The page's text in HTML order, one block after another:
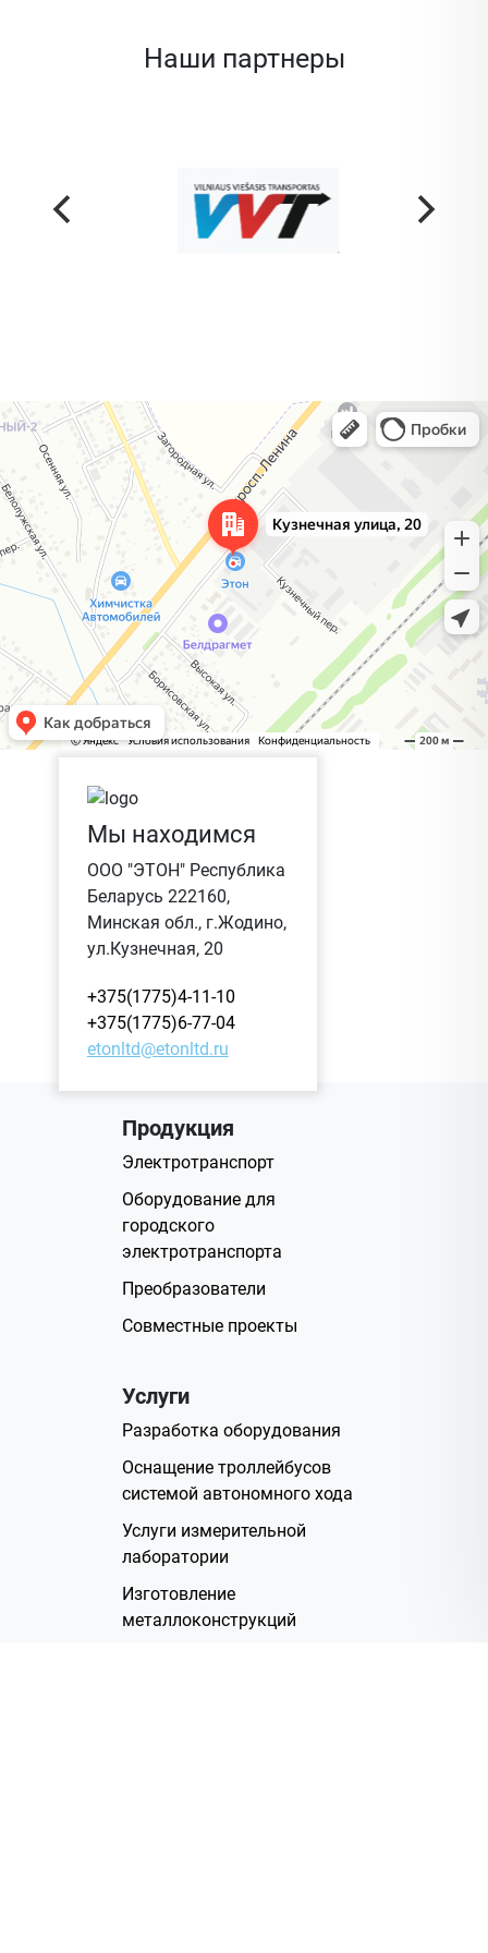
Наши партнеры
Жодино
Кузнечная улица, 20 — Яндекс Карты
Мы находимся
ООО "ЭТОН" Республика
Беларусь 222160,
Минская обл., г.Жодино,
ул.Кузнечная, 20
+375(1775)4-11-10
+375(1775)6-77-04
etonltd@etonltd.ru
Продукция
Электротранспорт
Оборудование для
городского
электротранспорта
Преобразователи
Совместные проекты
Услуги
Разработка оборудования
Оснащение троллейбусов
системой автономного хода
Услуги измерительной
лаборатории
Изготовление
металлоконструкций